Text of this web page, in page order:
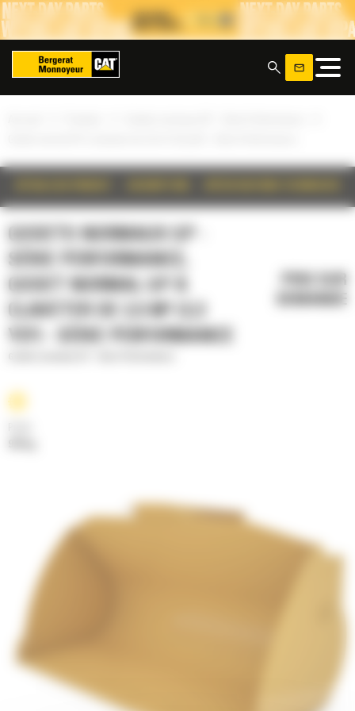
GODETS NORMAUX GP -
SÉRIE PERFORMANCE,
GODET NORMAL GP À
CLAVETER DE 2,5 M³ (3,3
YD³) - SÉRIE PERFORMANCE
Panneau de gestion des cookies